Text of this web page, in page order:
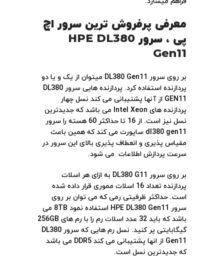
معرفی پرفروش ترین سرور اچ
پی ، سرور HPE DL380
Gen11
بر روی سرور DL380 Gen11 میتوان از یک و یا دو
پردازنده استفاده کرد. پردازنده هایی سرور DL380
GEN11 از آنها پشتیبانی می کند نسل چهار
پردازنده های Intel Xeon می باشد که جدیدترین
نسل نیز است. از 16 تا حداکثر 60 هسته را سرور
dl380 gen11 ساپورت می کند که همین باعث
مقیاس پذیری و انعطاف پذیری بالای این سرور در
سرعت پردازش اطلاعات می شود.
بر روی سرور DL380 G11 به ازای هر اسلات
پردازنده تعداد 16 اسلات مموری قرار داده شده
است. حداکثر ظرفیتی رمی که می توان بر روی
سرور HPE DL380 Gen11 استفاده نمود 8TB می
باشد که باید 32 عدد اسلات رم را با رم های 256GB
گیگابایتی پر کنید. نسل رم هایی که سرور DL380
Gen11 از انها پشتیبانی می کند DDR5 می باشد
که جدیدترین نسل است.